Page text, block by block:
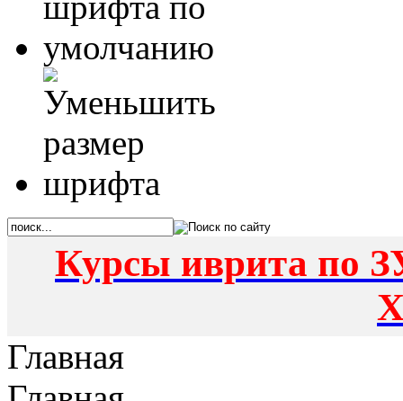
Курсы иврита по
Главная